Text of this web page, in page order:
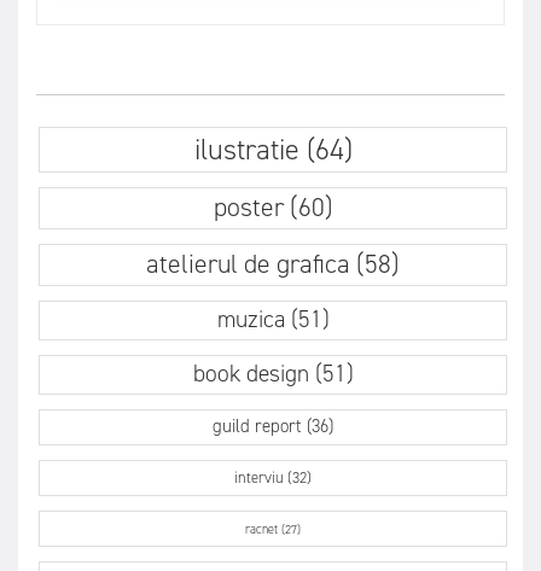
ilustratie (64)
poster (60)
atelierul de grafica (58)
muzica (51)
book design (51)
guild report (36)
interviu (32)
racnet (27)